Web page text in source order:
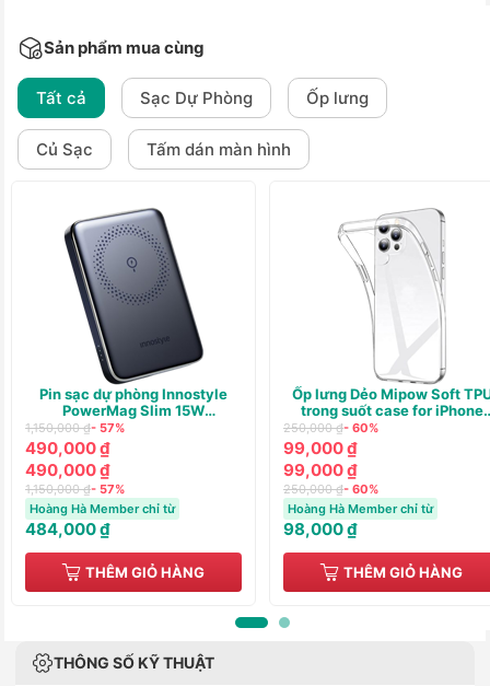
Sản phẩm mua cùng
Tất cả Sạc Dự Phòng Ốp lưng
Củ Sạc Tấm dán màn hình
Pin sạc dự phòng Innostyle
PowerMag Slim 15W
(WIRELESS) PD/QC3.0 20W
10000m
1,150,000 ₫- 57%
490,000 ₫
490,000 ₫
1,150,000 ₫- 57%
Hoàng Hà Member chỉ từ
484,000 ₫
THÊM GIỎ HÀNG
Ốp lưng Dẻo Mipow Soft
trong suốt case for iPhone
13/14
250,000 ₫- 60%
99,000 ₫
99,000 ₫
250,000 ₫- 60%
Hoàng Hà Member chỉ từ
98,000 ₫
THÊM GIỎ HÀNG
THÔNG SỐ KỸ THUẬT